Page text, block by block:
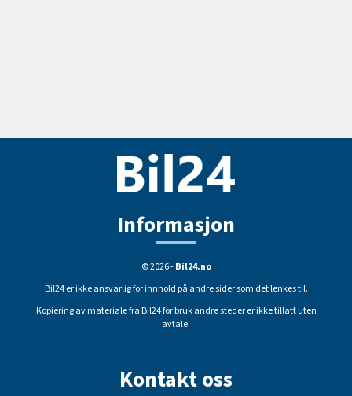
Informasjon
© 2026 -Bil24.no
Bil24 er ikke ansvarlig for innhold på andre sider som det lenkes til.
Kopiering av materiale fra Bil24 for bruk andre steder er ikke tillatt uten
avtale.
Kontakt oss